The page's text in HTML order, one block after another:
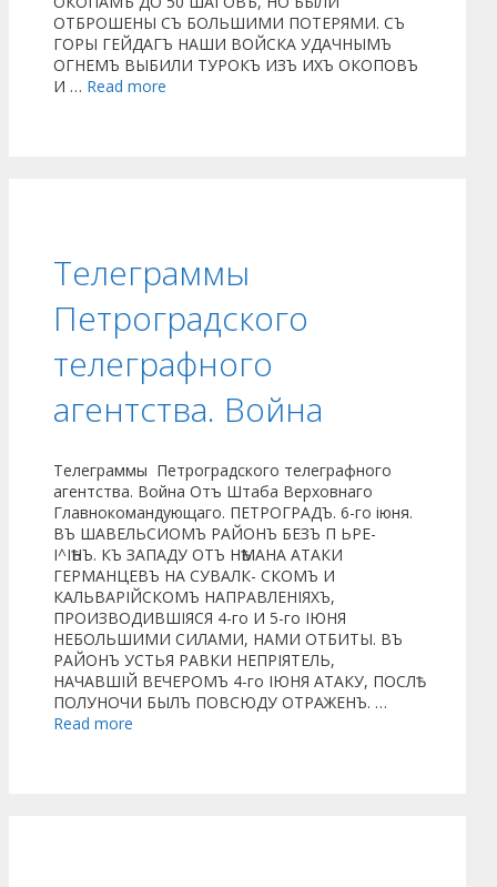
ОТБРОШЕНЫ СЪ БОЛЬШИМИ ПОТЕРЯМИ. СЪ
ГОРЫ ГЕЙДАГЪ НАШИ ВОЙСКА УДАЧНЫМЪ
ОГНЕМЪ ВЫБИЛИ ТУРОКЪ ИЗЪ ИХЪ ОКОПОВЪ
И … Read more
Телеграммы
Петроградского
телеграфного
агентства. Война
Телеграммы Петроградского телеграфного
агентства. Война Отъ Штаба Верховнаго
Главнокомандующаго. ПЕТРОГРАДЪ. 6-го іюня.
ВЪ ШАВЕЛЬСИОМЪ РАЙОНЪ БЕЗЪ П ЬРЕ-
І^ІѢНЪ. КЪ ЗАПАДУ ОТЪ НѢМАНА АТАКИ
ГЕРМАНЦЕВЪ НА СУВАЛК- СКОМЪ И
КАЛЬВАРІЙСКОМЪ НАПРАВЛЕНІЯХЪ,
ПРОИЗВОДИВШІЯСЯ 4-го И 5-го ІЮНЯ
НЕБОЛЬШИМИ СИЛАМИ, НАМИ ОТБИТЫ. ВЪ
РАЙОНЪ УСТЬЯ РАВКИ НЕПРІЯТЕЛЬ,
НАЧАВШІЙ ВЕЧЕРОМЪ 4-го ІЮНЯ АТАКУ, ПОСЛѢ
ПОЛУНОЧИ БЫЛЪ ПОВСЮДУ ОТРАЖЕНЪ. …
Read more